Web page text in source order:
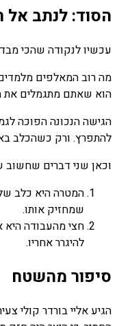
הסוד: לנתב אל
עכשיו לנקודה שהכי
מה רוב המאלפים
הוא שאתם מתגמלים את
הגישה הנכונה הפוכה
להתפרץ. ורק כשהכלב
וכאן שני דברים שחשוב
המטרה היא כלב
שמחזיק אותו.
חצי מהעבודה
להיגרר אחריו.
סיפור מהשטח
הגיע אליי בורדר קולי